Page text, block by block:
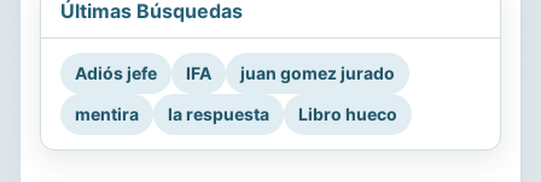
Últimas Búsquedas
Adiós jefe IFA
juan gomez jurado
mentira
la respuesta Libro hueco